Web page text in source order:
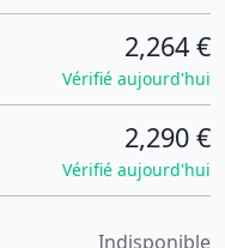
2,264 €
Vérifié aujourd'hui
2,290 €
Vérifié aujourd'hui
Indisponible